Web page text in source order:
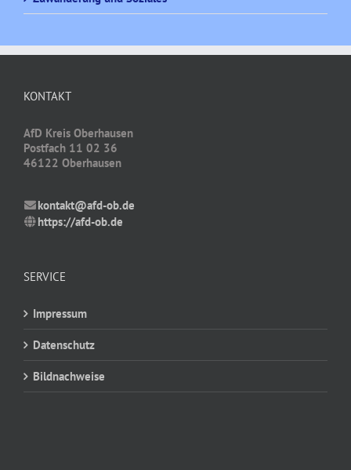
KONTAKT
AfD Kreis Oberhausen
Postfach 11 02 36
46122 Oberhausen
kontakt@afd-ob.de
https://afd-ob.de
SERVICE
Impressum
Datenschutz
Bildnachweise